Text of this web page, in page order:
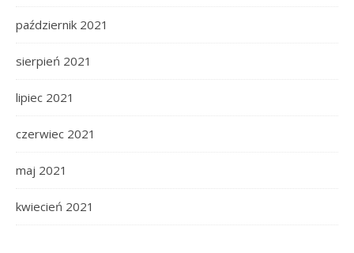
październik 2021
sierpień 2021
lipiec 2021
czerwiec 2021
maj 2021
kwiecień 2021